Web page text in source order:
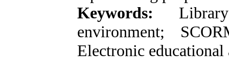
Keywords:
environment;
Electronic